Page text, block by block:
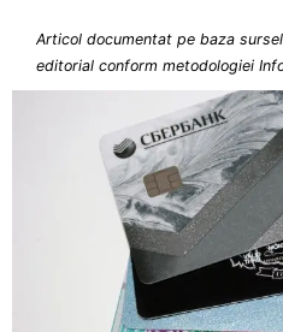
Articol documentat pe baza
editorial conform metodologiei